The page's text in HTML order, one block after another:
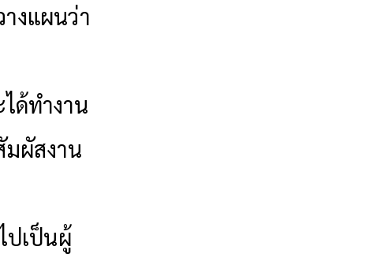
างแผนว่า
ด้ทำงาน
มผัสงาน
ปเป็นผู้